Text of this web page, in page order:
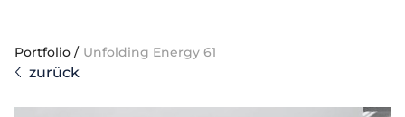
Portfolio / Unfolding Energy 61
zurück